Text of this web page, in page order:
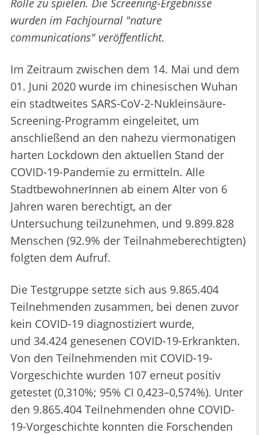
Rolle zu spielen. Die Screening-Ergebnisse
wurden im Fachjournal "nature
communications" veröffentlicht.
Im Zeitraum zwischen dem 14. Mai und dem
01. Juni 2020 wurde im chinesischen Wuhan
ein stadtweites SARS-CoV-2-Nukleinsäure-
Screening-Programm eingeleitet, um
anschließend an den nahezu viermonatigen
harten Lockdown den aktuellen Stand der
COVID-19-Pandemie zu ermitteln. Alle
StadtbewohnerInnen ab einem Alter von 6
Jahren waren berechtigt, an der
Untersuchung teilzunehmen, und 9.899.828
Menschen (92.9% der Teilnahmeberechtigten)
folgten dem Aufruf.
Die Testgruppe setzte sich aus 9.865.404
Teilnehmenden zusammen, bei denen zuvor
kein COVID-19 diagnostiziert wurde,
und 34.424 genesenen COVID-19-Erkrankten.
Von den Teilnehmenden mit COVID-19-
Vorgeschichte wurden 107 erneut positiv
getestet (0,310%; 95% CI 0,423–0,574%). Unter
den 9.865.404 Teilnehmenden ohne COVID-
19-Vorgeschichte konnten die Forschenden